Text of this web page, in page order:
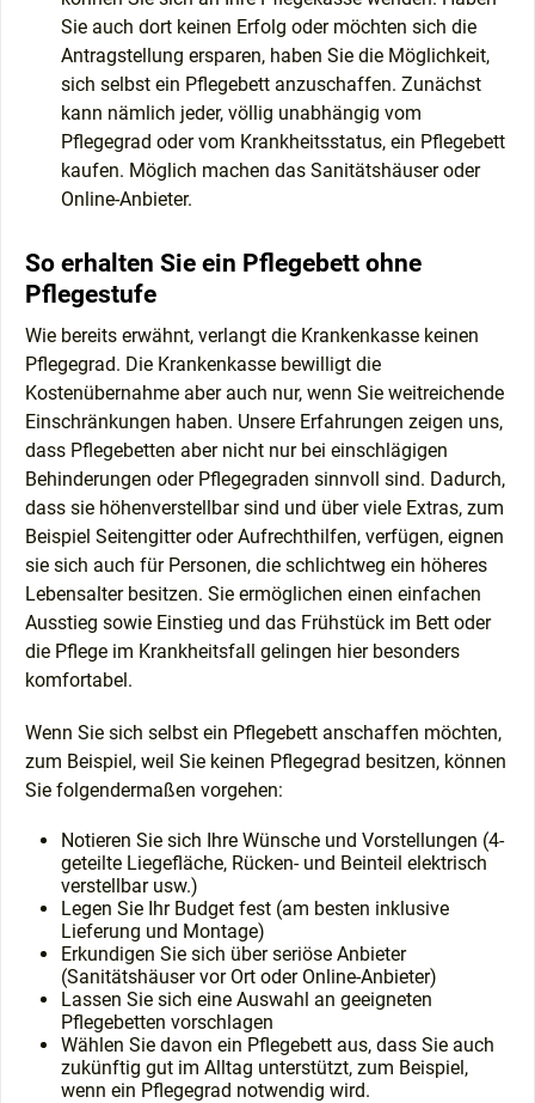
Sie auch dort keinen Erfolg oder möchten sich die
Antragstellung ersparen, haben Sie die Möglichkeit,
sich selbst ein Pflegebett anzuschaffen. Zunächst
kann nämlich jeder, völlig unabhängig vom
Pflegegrad oder vom Krankheitsstatus, ein Pflegebett
kaufen. Möglich machen das Sanitätshäuser oder
Online-Anbieter.
So erhalten Sie ein Pflegebett ohne
Pflegestufe
Wie bereits erwähnt, verlangt die Krankenkasse keinen
Pflegegrad. Die Krankenkasse bewilligt die
Kostenübernahme aber auch nur, wenn Sie weitreichende
Einschränkungen haben. Unsere Erfahrungen zeigen uns,
dass Pflegebetten aber nicht nur bei einschlägigen
Behinderungen oder Pflegegraden sinnvoll sind. Dadurch,
dass sie höhenverstellbar sind und über viele Extras, zum
Beispiel Seitengitter oder Aufrechthilfen, verfügen, eignen
sie sich auch für Personen, die schlichtweg ein höheres
Lebensalter besitzen. Sie ermöglichen einen einfachen
Ausstieg sowie Einstieg und das Frühstück im Bett oder
die Pflege im Krankheitsfall gelingen hier besonders
komfortabel.
Wenn Sie sich selbst ein Pflegebett anschaffen möchten,
zum Beispiel, weil Sie keinen Pflegegrad besitzen, können
Sie folgendermaßen vorgehen:
Notieren Sie sich Ihre Wünsche und Vorstellungen (4-
geteilte Liegefläche, Rücken- und Beinteil elektrisch
verstellbar usw.)
Legen Sie Ihr Budget fest (am besten inklusive
Lieferung und Montage)
Erkundigen Sie sich über seriöse Anbieter
(Sanitätshäuser vor Ort oder Online-Anbieter)
Lassen Sie sich eine Auswahl an geeigneten
Pflegebetten vorschlagen
Wählen Sie davon ein Pflegebett aus, dass Sie auch
zukünftig gut im Alltag unterstützt, zum Beispiel,
wenn ein Pflegegrad notwendig wird.